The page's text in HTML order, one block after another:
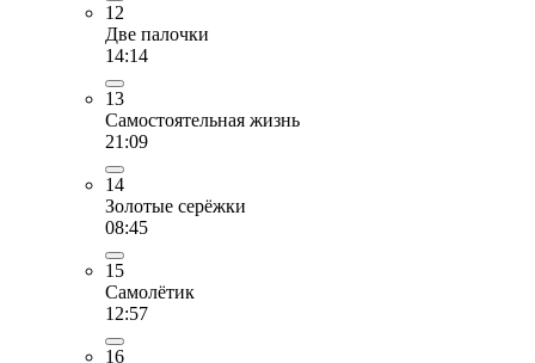
12
Две палочки
14:14
13
Самостоятельная жизнь
21:09
14
Золотые серёжки
08:45
15
Самолётик
12:57
16